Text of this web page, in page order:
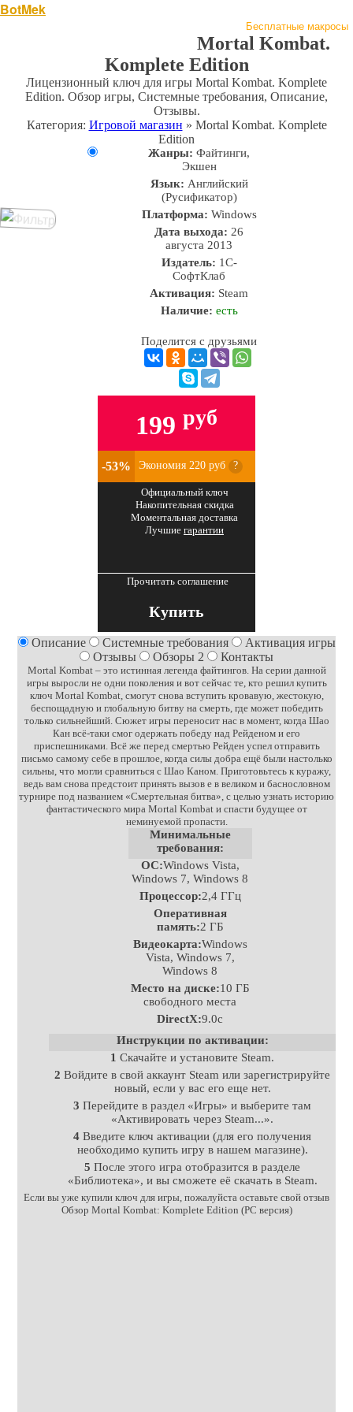
BotMek
Бесплатные макросы
Mortal Kombat.
Komplete Edition
Лицензионный ключ для игры Mortal Kombat. Komplete
Edition. Обзор игры, Системные требования, Описание,
Отзывы.
Категория: Игровой магазин » Mortal Kombat. Komplete
Edition
Жанры: Файтинги,
Экшен
Язык: Английский
(Русификатор)
Платформа: Windows
Дата выхода: 26
августа 2013
Издатель: 1С-
СофтКлаб
Активация: Steam
Наличие: есть
Поделится с друзьями
199 руб
-53% Экономия 220 руб ?
Официальный ключ
Накопительная скидка
Моментальная доставка
Лучшие гарантии
Прочитать соглашение
Купить
Описание Системные требования
Активация игры
Отзывы
Обзоры 2 Контакты
Mortal Kombat – это истинная легенда файтингов. На серии данной
игры выросли не одни поколения и вот сейчас те, кто решил купить
ключ Mortal Kombat, смогут снова вступить кровавую, жестокую,
беспощадную и глобальную битву на смерть, где может победить
только сильнейший. Сюжет игры переносит нас в момент, когда Шао
Кан всё-таки смог одержать победу над Рейденом и его
приспешниками. Всё же перед смертью Рейден успел отправить
письмо самому себе в прошлое, когда силы добра ещё были настолько
сильны, что могли сравниться с Шао Каном. Приготовьтесь к куражу,
ведь вам снова предстоит принять вызов е в великом и баснословном
турнире под названием «Смертельная битва», с целью узнать историю
фантастического мира Mortal Kombat и спасти будущее от
неминуемой пропасти.
Минимальные
требования:
ОС:Windows Vista,
Windows 7, Windows 8
Процессор:2,4 ГГц
Оперативная
память:2 ГБ
Видеокарта:Windows
Vista, Windows 7,
Windows 8
Место на диске:10 ГБ
свободного места
DirectX:9.0c
Инструкции по активации:
1 Скачайте и установите Steam.
2 Войдите в свой аккаунт Steam или зарегистрируйте
новый, если у вас его еще нет.
3 Перейдите в раздел «Игры» и выберите там
«Активировать через Steam...».
4 Введите ключ активации (для его получения
необходимо купить игру в нашем магазине).
5 После этого игра отобразится в разделе
«Библиотека», и вы сможете её скачать в Steam.
Если вы уже купили ключ для игры, пожалуйста оставьте свой отзыв
Обзор Mortal Kombat: Komplete Edition (PC версия)